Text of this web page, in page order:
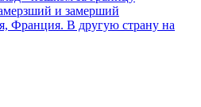
и замерший
Франция. В другую страну на